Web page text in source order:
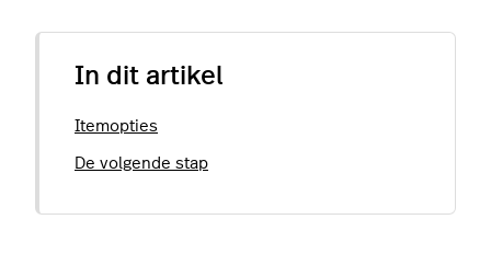
In dit artikel
Itemopties
De volgende stap